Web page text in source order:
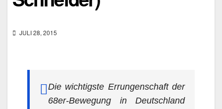
JULI 28, 2015
Die wichtigste Errungenschaft der
68er-Bewegung in Deutschland